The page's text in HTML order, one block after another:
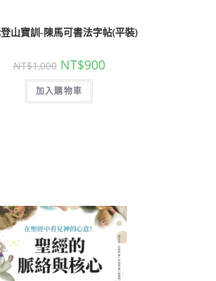
山寶訓-陳馬可書法字帖(平裝)
NT$1,000 NT$900
加入購物車